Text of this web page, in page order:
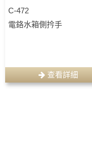
C-472
電鉻水箱側扲手
查看詳細